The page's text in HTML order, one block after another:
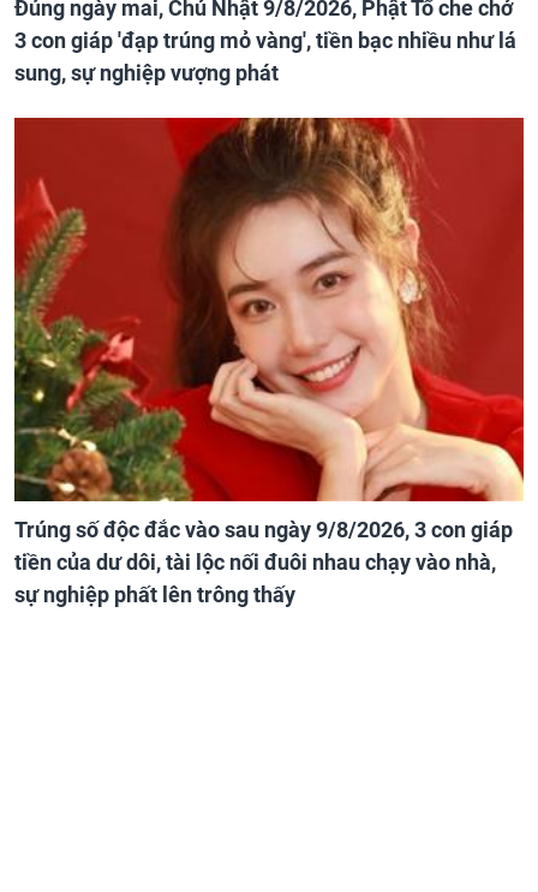
Đúng ngày mai, Chủ Nhật 9/8/2026, Phật Tổ che chở
3 con giáp 'đạp trúng mỏ vàng', tiền bạc nhiều như lá
sung, sự nghiệp vượng phát
Trúng số độc đắc vào sau ngày 9/8/2026, 3 con giáp
tiền của dư dôi, tài lộc nối đuôi nhau chạy vào nhà,
sự nghiệp phất lên trông thấy